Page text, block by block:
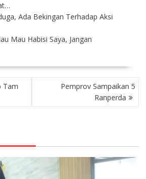
Ada Bekingan Terhadap Aksi
Mau Habisi Saya, Jangan
Tam
Pemprov Sampaikan 5
Ranperda